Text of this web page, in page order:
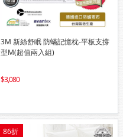
3M 新絲舒眠 防蟎記憶枕-平板支撐
型M(超值兩入組)
3,080
86折